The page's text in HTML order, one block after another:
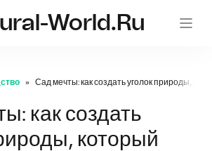
World.ru
Сад мечты: как создать уголок природы,
как создать
который